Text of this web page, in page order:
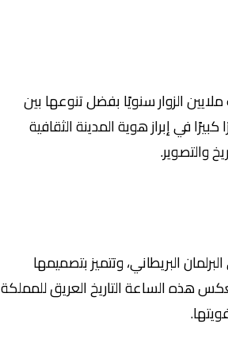
الزوار سنويًا بفضل تنوعها بين
في إبراز هوية المدينة الثقافية
والتصوير.
البريطاني، وتتميز بتصميمها
هذه الساعة التاريخ العريق للمملكة